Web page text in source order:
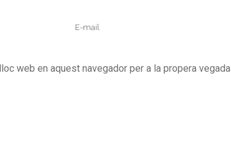
web en aquest navegador per a la propera vegada